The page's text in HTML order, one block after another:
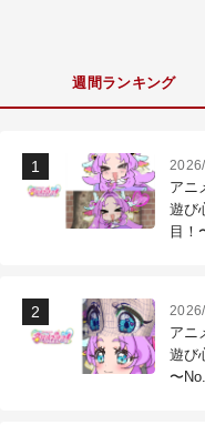
週間ランキング
アニ
遊び
目！
アニ
遊び
〜